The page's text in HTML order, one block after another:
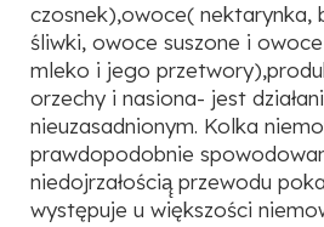
czosnek),owoce( nektarynka,
śliwki, owoce suszone i owoce
mleko i jego
orzechy i nasiona- jest
nieuzasadnionym. Kolka
prawdopodobnie
niedojrzałością̨ przewodu
występuje u większości